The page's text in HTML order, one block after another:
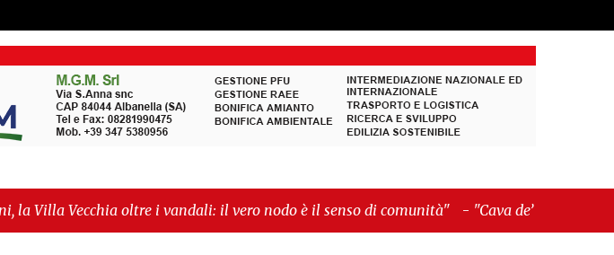
i vandali: il vero nodo è il senso di comunità" -"Cava de’ Tirreni, La Fratellanza